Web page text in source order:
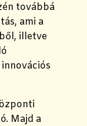
továbbá
ami a
illetve
Majd a